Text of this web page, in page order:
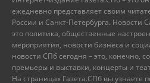
ежедневно представляет своим
России и Санкт-Петербурга. Новости
это политика, общественные
мероприятия, новости бизнеса и
новости СПб сегодня – это, конечно,
премьеры и выставки, концерты и
На страницах Газета.СПб вы узнаете